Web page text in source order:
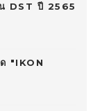
น DST ปี 2565
"IKON